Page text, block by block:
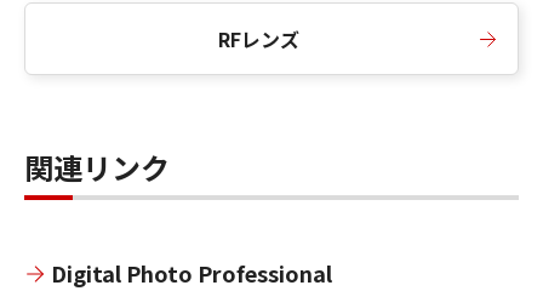
RFレンズ
関連リンク
Digital Photo Professional